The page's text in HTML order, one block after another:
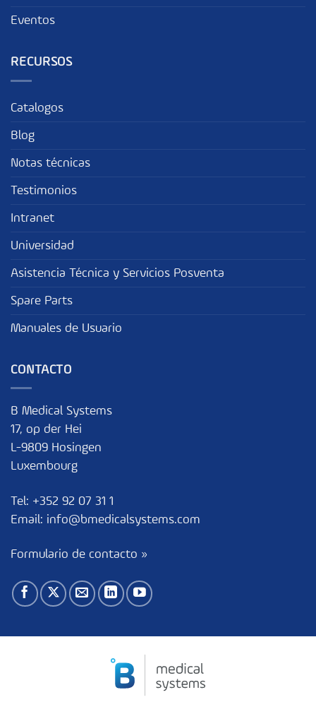
Eventos
RECURSOS
Catalogos
Blog
Notas técnicas
Testimonios
Intranet
Universidad
Asistencia Técnica y Servicios Posventa
Spare Parts
Manuales de Usuario
CONTACTO
B Medical Systems
17, op der Hei
L-9809 Hosingen
Luxembourg
Tel: +352 92 07 31 1
Email: info@bmedicalsystems.com
Formulario de contacto »